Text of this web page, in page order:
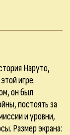
Наруто,
игре.
он был
постоять за
и уровни,
Размер экрана: